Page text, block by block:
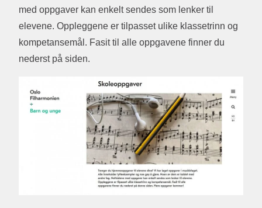
med oppgaver kan enkelt sendes som lenker til
elevene. Oppleggene er tilpasset ulike klassetrinn og
kompetansemål. Fasit til alle oppgavene finner du
nederst på siden.